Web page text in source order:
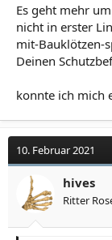
Es geht mehr
nicht in erster
mit-Bauklötzen-
Deinen
konnte ich mich
10. Februar 2021
hives
Ritter